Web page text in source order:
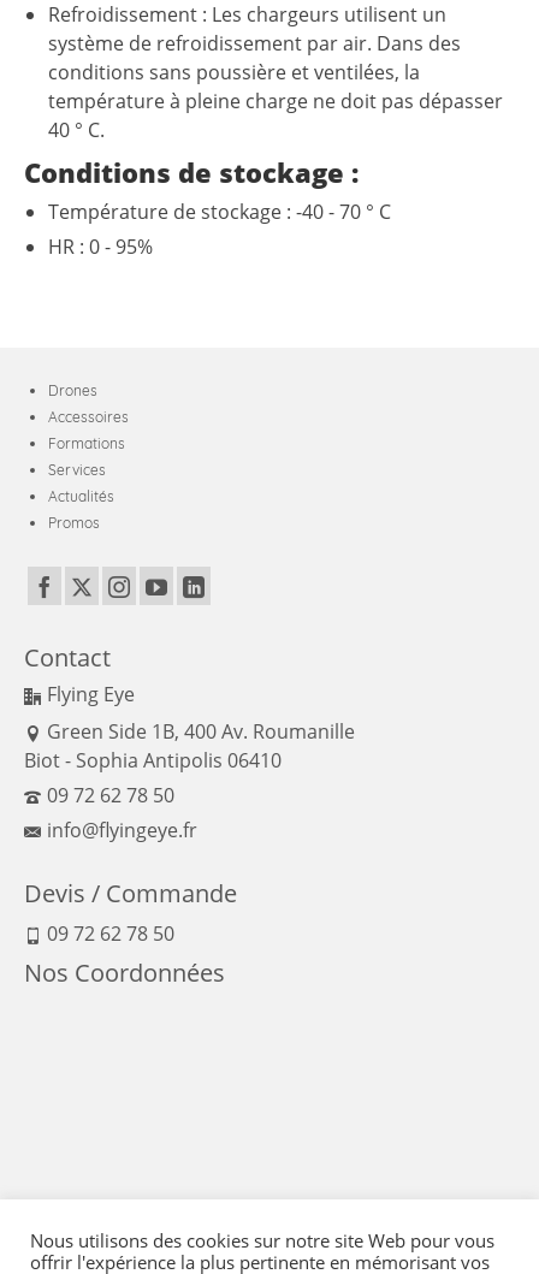
Refroidissement : Les chargeurs utilisent un
système de refroidissement par air. Dans des
conditions sans poussière et ventilées, la
température à pleine charge ne doit pas dépasser
40 ° C.
Conditions de stockage :
Température de stockage : -40 - 70 ° C
HR : 0 - 95%
Drones
Accessoires
Formations
Services
Actualités
Promos
Contact
Flying Eye
Green Side 1B, 400 Av. Roumanille
Biot - Sophia Antipolis 06410
09 72 62 78 50
info@flyingeye.fr
Devis / Commande
09 72 62 78 50
Nos Coordonnées
Nous utilisons des cookies sur notre site Web pour vous
offrir l'expérience la plus pertinente en mémorisant vos